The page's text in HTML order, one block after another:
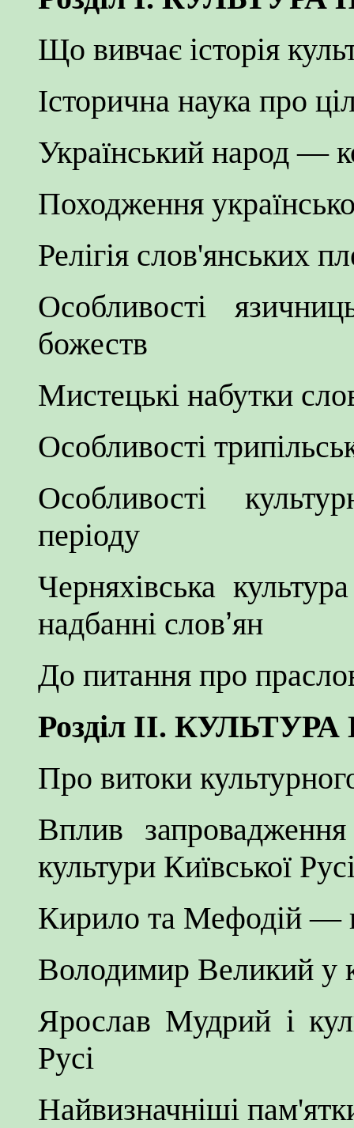
Що вивчає історія
Історична наука про
Український народ —
Походження
Релігія слов'янських
Особливості
божеств
Мистецькі набутки
Особливості
Особливості
періоду
Черняхівська
надбанні слов’ян
До питання про
Розділ II.
Про витоки
Вплив
культури Київської
Кирило та Мефодій —
Володимир Великий у
Ярослав Мудрий і
Русі
Найвизначніші